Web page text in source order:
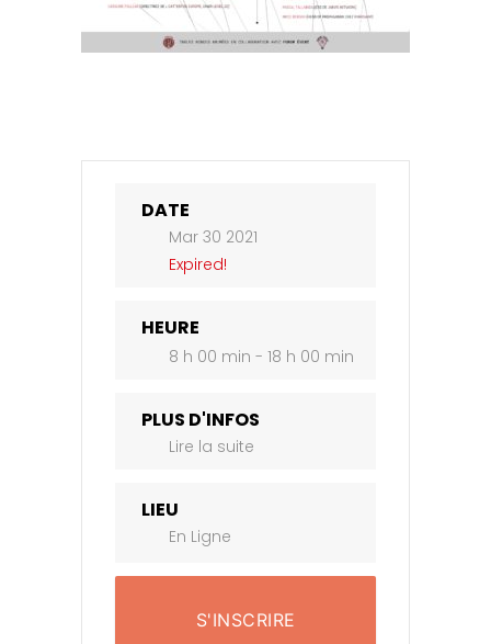
DATE
Mar 30 2021
Expired!
HEURE
8 h 00 min - 18 h 00 min
PLUS D'INFOS
Lire la suite
LIEU
En Ligne
S'INSCRIRE